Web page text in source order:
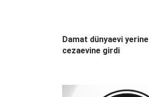
Damat dünyaevi yerine
cezaevine girdi